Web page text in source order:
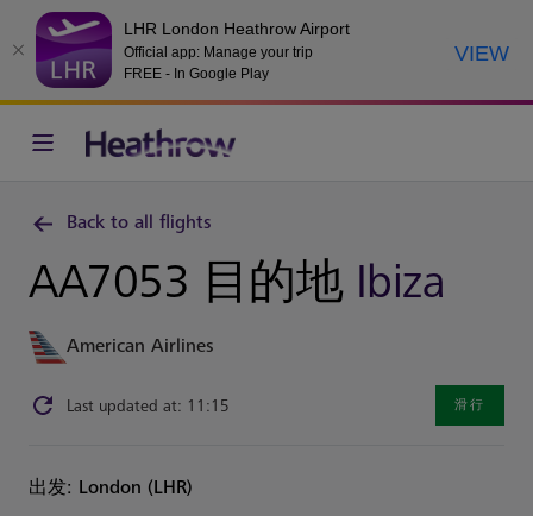
LHR London Heathrow Airport
Official app: Manage your trip
FREE - In Google Play
VIEW
Back to all flights
AA7053 目的地 Ibiza
American Airlines
Last updated at: 11:15 滑行
出发: London (LHR)